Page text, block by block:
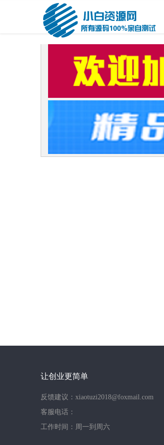
让创业更简单
反馈建议：xiaotuzi2018@foxmail.com
客服电话：
工作时间：周一到周六